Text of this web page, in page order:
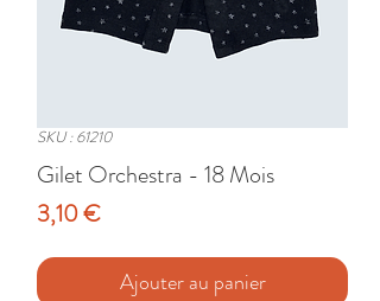
SKU : 61210
Gilet Orchestra - 18 Mois
3,10 €Prix
Ajouter au panier